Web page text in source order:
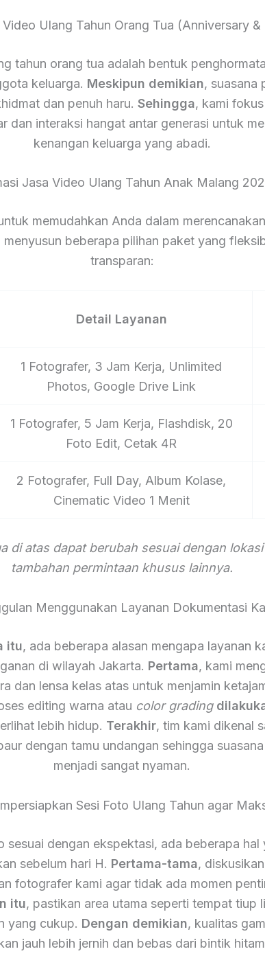
Ulang Tahun Orang Tua (Anniversary &
tahun orang tua adalah bentuk
keluarga. Meskipun demikian, suasana
dan penuh haru. Sehingga, kami
dan interaksi hangat antar generasi untuk
kenangan keluarga yang abadi.
Jasa Video Ulang Tahun Anak Malang
memudahkan Anda dalam
menyusun beberapa pilihan paket yang
transparan:
Detail Layanan
1 Fotografer, 3 Jam Kerja, Unlimited
Photos, Google Drive Link
1 Fotografer, 5 Jam Kerja, Flashdisk, 20
Foto Edit, Cetak 4R
2 Fotografer, Full Day, Album Kolase,
Cinematic Video 1 Menit
di atas dapat berubah sesuai dengan
tambahan permintaan khusus lainnya.
Menggunakan Layanan Dokumentasi
itu, ada beberapa alasan mengapa layanan
di wilayah Jakarta. Pertama, kami
dan lensa kelas atas untuk menjamin
editing warna atau color grading
lebih hidup. Terakhir, tim kami dikenal
dengan tamu undangan sehingga
menjadi sangat nyaman.
Sesi Foto Ulang Tahun agar
sesuai dengan ekspektasi, ada beberapa hal
sebelum hari H. Pertama-tama, diskusikan
fotografer kami agar tidak ada momen
itu, pastikan area utama seperti tempat tiup
yang cukup. Dengan demikian, kualitas
jauh lebih jernih dan bebas dari bintik